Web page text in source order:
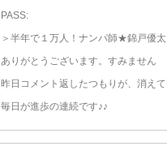
PASS:
＞半年で１万人！ナンパ師★錦戸優
ありがとうございます。すみません
昨日コメント返したつもりが、消え
毎日が進歩の連続です♪♪